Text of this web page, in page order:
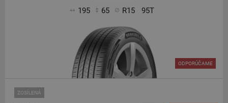
195 65 R15 95T
ZOSÍLENÁ
ODPORÚČAME